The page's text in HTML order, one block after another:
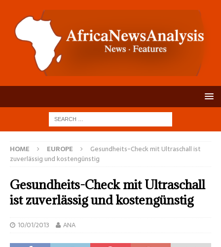
HOME EUROPE
Gesundheits-Check mit Ultraschall ist
zuverlässig und kostengünstig
Gesundheits-Check mit Ultraschall
ist zuverlässig und kostengünstig
10/01/2013 ANA